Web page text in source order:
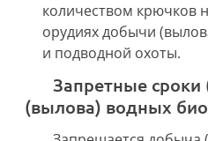
количеством крючков
орудиях добычи
и подводной охоты.
Запретные сроки (периоды) добычи
(вылова) водных